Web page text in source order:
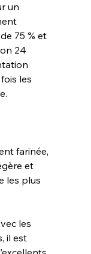
un
75 % et
24
les
farinée,
et
les plus
les
il est